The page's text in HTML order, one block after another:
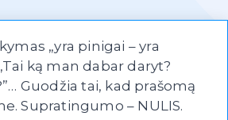
„yra pinigai – yra
ką man dabar daryt?
Guodžia tai, kad prašomą
Supratingumo – NULIS.